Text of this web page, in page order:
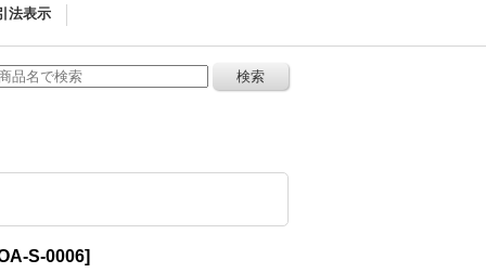
法表示
S-0006]